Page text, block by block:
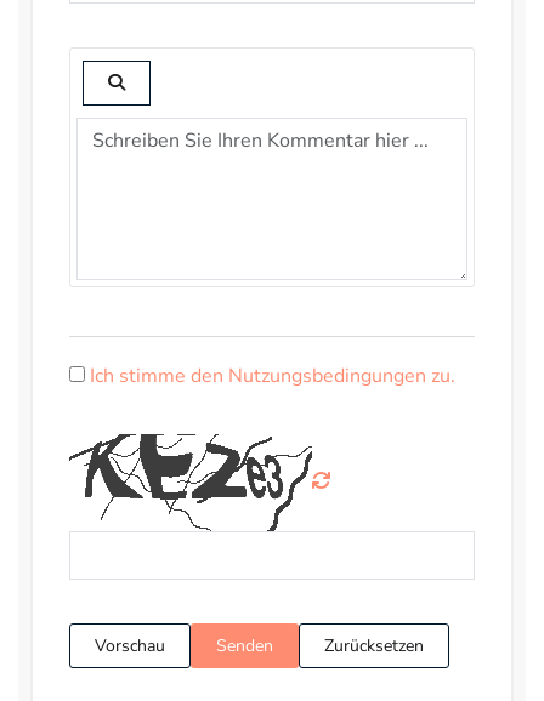
Ich stimme den Nutzungsbedingungen zu.
Vorschau Senden Zurücksetzen